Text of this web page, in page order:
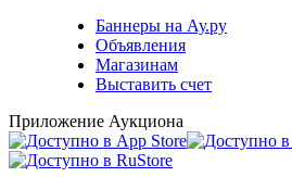
Баннеры на Ау.ру
Объявления
Магазинам
Выставить счет
Приложение Аукциона